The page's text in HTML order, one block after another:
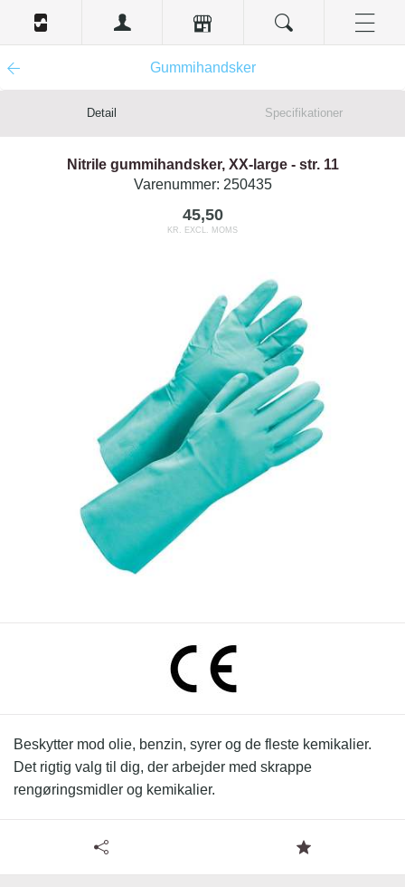
Gummihandsker
Detail Specifikationer
Nitrile gummihandsker, XX-large - str. 11
Varenummer: 250435
45,50
KR. EXCL. MOMS
Beskytter mod olie, benzin, syrer og de fleste kemikalier.
Det rigtig valg til dig, der arbejder med skrappe
rengøringsmidler og kemikalier.
Tilgængelige specifikationer for Nitrile